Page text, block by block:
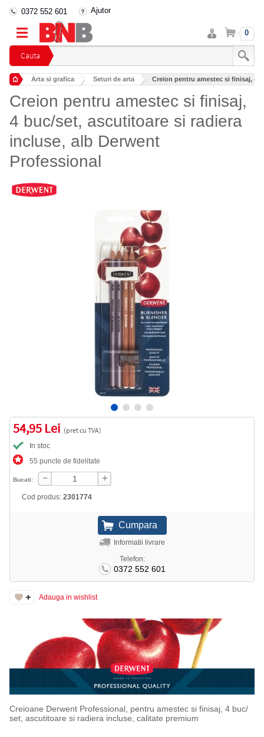
Cauta
0372 552 601 Ajutor
Intra
in
cont
Cos 0
Arta si grafica Seturi de arta Creion pentru amestec si finisaj, 4
Creion pentru amestec si finisaj,
4 buc/set, ascutitoare si radiera
incluse, alb Derwent
Professional
54,95 Lei (pret cu TVA)
In stoc
55 puncte de fidelitate
Bucati:
Cod produs: 2301774
Informatii livrare
Telefon:
0372 552 601
Adauga in wishlist
Creioane Derwent Professional, pentru amestec si finisaj, 4 buc/
set, ascutitoare si radiera incluse, calitate premium